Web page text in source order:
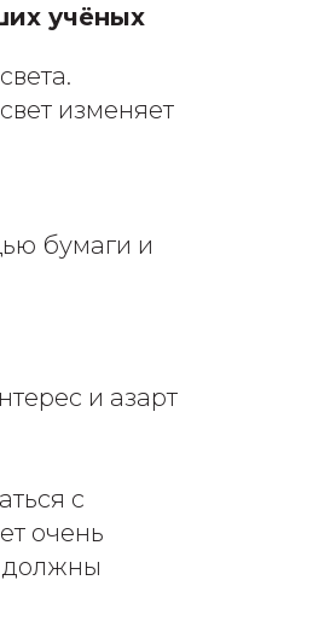
учёных
изменяет
бумаги и
и азарт
с
очень
должны